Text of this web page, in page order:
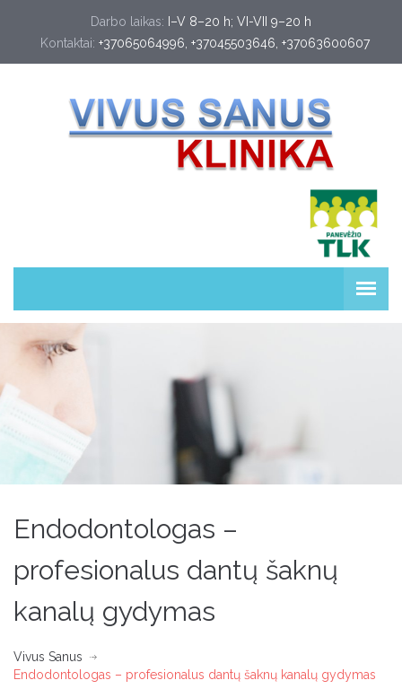
Darbo laikas: I–V 8–20 h; VI-VII 9–20 h
Kontaktai: +37065064996 +37045503646 +37063600607
Endodontologas –
profesionalus dantų šaknų
kanalų gydymas
Vivus Sanus
Endodontologas – profesionalus dantų šaknų kanalų gydymas